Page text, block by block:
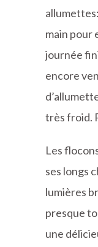
main pour
journée
encore
très froid.
Les
ses longs
lumières
presque
une